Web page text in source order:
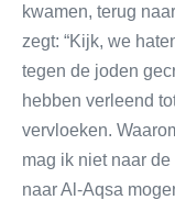
kwamen, terug
zegt: “Kijk, we
tegen de joden
hebben verleend
vervloeken.
mag ik niet naar
naar Al-Aqsa